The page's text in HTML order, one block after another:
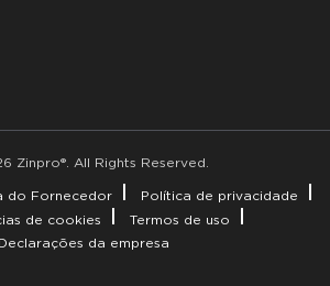
Zinpro®. All Rights Reserved.
do Fornecedor
Política de privacidade
de cookies
Termos de uso
Declarações da empresa